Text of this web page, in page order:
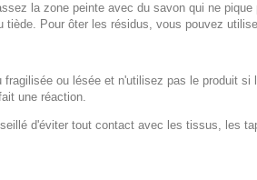
la zone peinte avec du savon qui ne
Pour ôter les résidus, vous pouvez
fragilisée ou lésée et n'utilisez pas le produit
une réaction.
d'éviter tout contact avec les tissus, les